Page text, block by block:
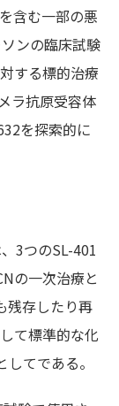
含む一部の悪
ンの臨床試験
する標的治療
ラ抗原受容体
を探索的に
3つのSL-401
の一次治療と
残存したり再
て標準的な化
てである。